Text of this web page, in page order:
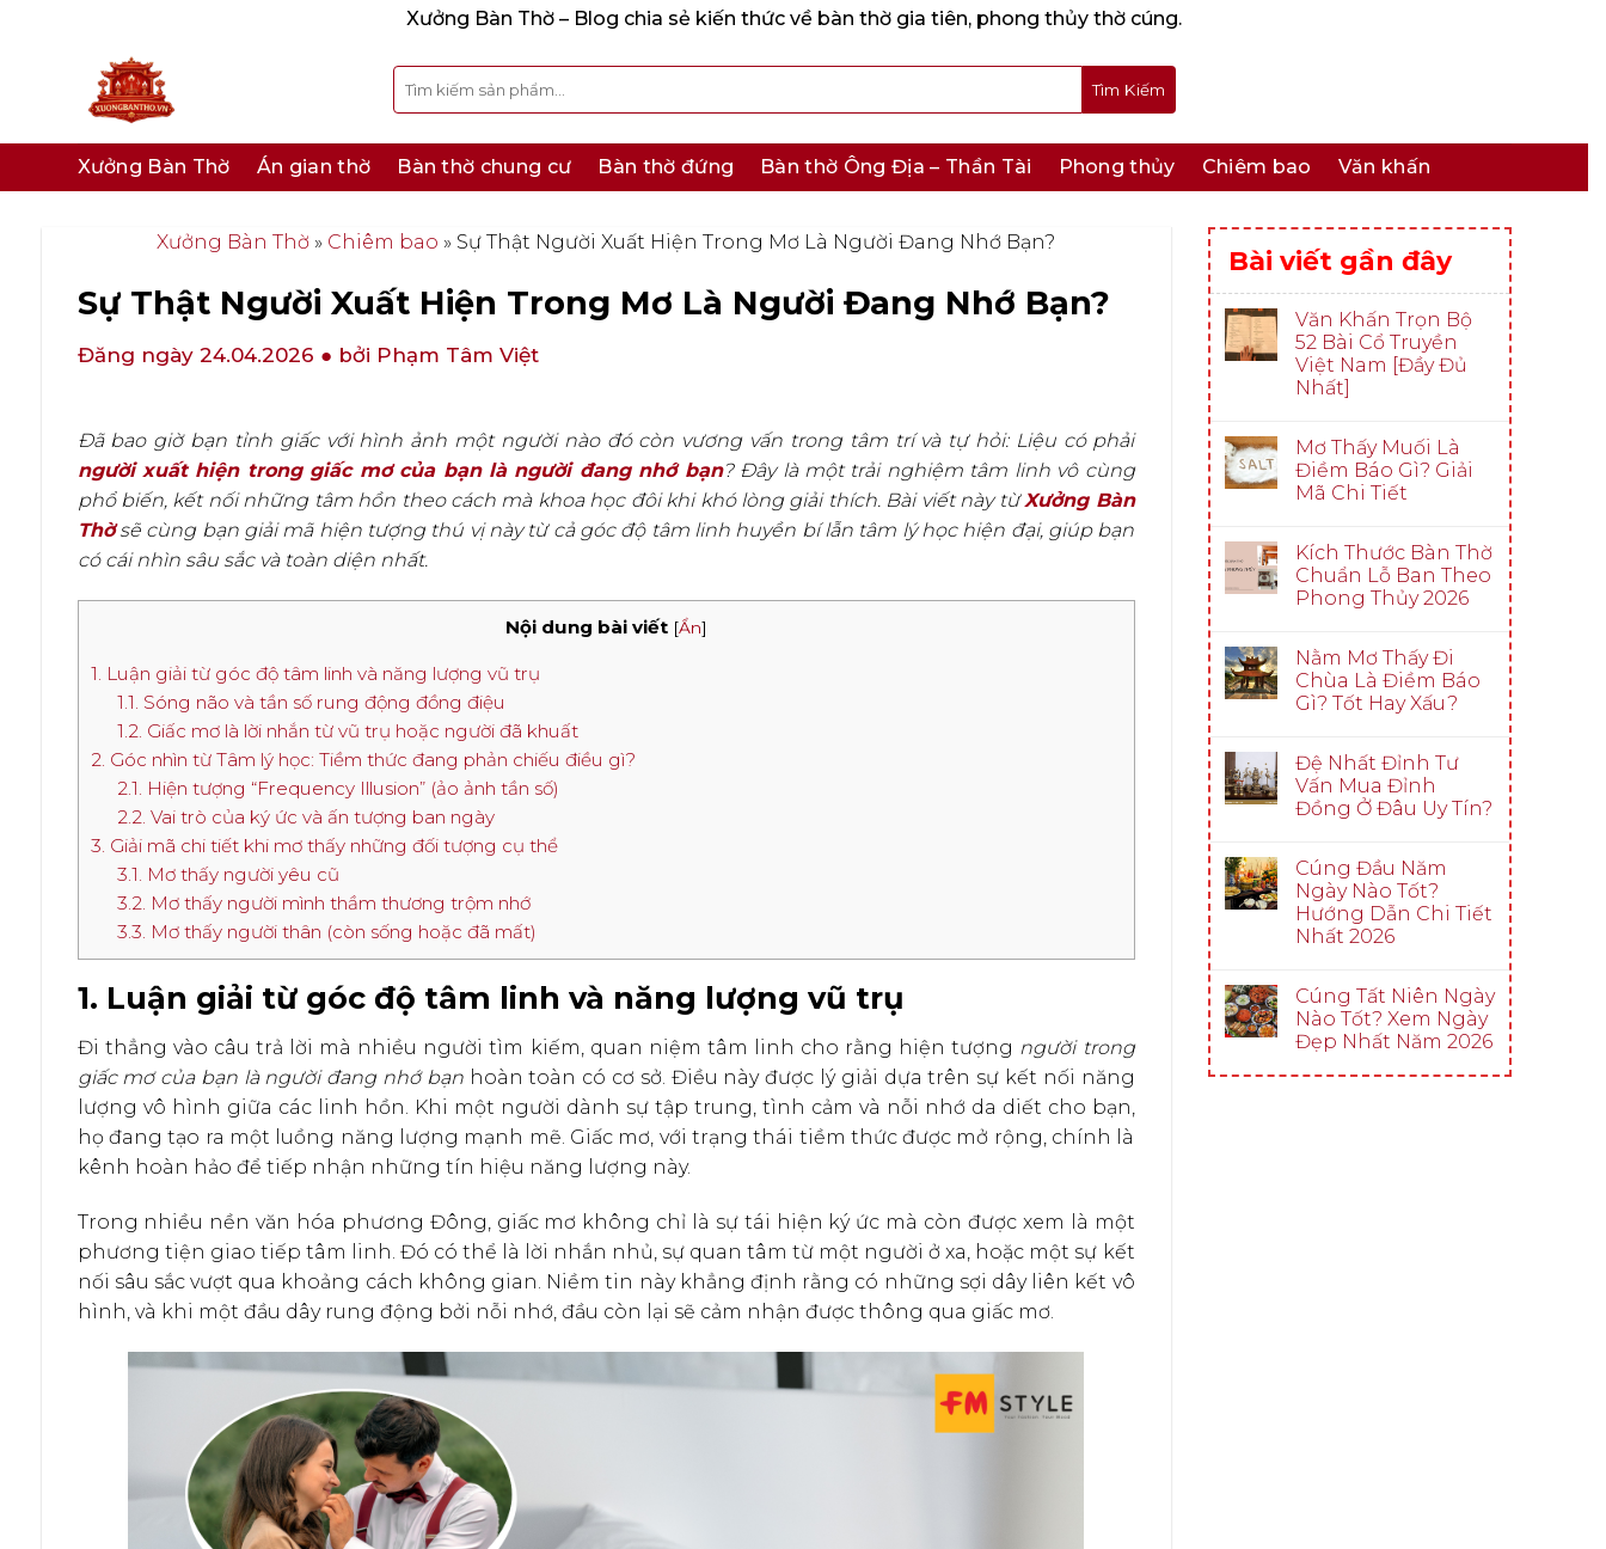
Xưởng Bàn Thờ – Blog chia sẻ kiến thức về bàn thờ gia tiên, phong thủy thờ cúng.
Tìm
kiếm:
Xưởng Bàn Thờ Án gian thờ Bàn thờ chung cư Bàn thờ đứng Bàn thờ Ông Địa – Thần Tài Phong thủy Chiêm bao Văn khấn
Xưởng Bàn Thờ » Chiêm bao » Sự Thật Người Xuất Hiện Trong Mơ Là Người Đang Nhớ Bạn?
Sự Thật Người Xuất Hiện Trong Mơ Là Người Đang Nhớ Bạn?
Đăng ngày 24.04.2026 ● bởi Phạm Tâm Việt
Đã bao giờ bạn tỉnh giấc với hình ảnh một người nào đó còn vương vấn trong tâm trí và tự hỏi: Liệu có phải
người xuất hiện trong giấc mơ của bạn là người đang nhớ bạn? Đây là một trải nghiệm tâm linh vô cùng
phổ biến, kết nối những tâm hồn theo cách mà khoa học đôi khi khó lòng giải thích. Bài viết này từXưởng Bàn
Thờsẽ cùng bạn giải mã hiện tượng thú vị này từ cả góc độ tâm linh huyền bí lẫn tâm lý học hiện đại, giúp bạn
có cái nhìn sâu sắc và toàn diện nhất.
Nội dung bài viết [Ẩn]
1. Luận giải từ góc độ tâm linh và năng lượng vũ trụ
1.1. Sóng não và tần số rung động đồng điệu
1.2. Giấc mơ là lời nhắn từ vũ trụ hoặc người đã khuất
2. Góc nhìn từ Tâm lý học: Tiềm thức đang phản chiếu điều gì?
2.1. Hiện tượng “Frequency Illusion” (ảo ảnh tần số)
2.2. Vai trò của ký ức và ấn tượng ban ngày
3. Giải mã chi tiết khi mơ thấy những đối tượng cụ thể
3.1. Mơ thấy người yêu cũ
3.2. Mơ thấy người mình thầm thương trộm nhớ
3.3. Mơ thấy người thân (còn sống hoặc đã mất)
1. Luận giải từ góc độ tâm linh và năng lượng vũ trụ
Đi thẳng vào câu trả lời mà nhiều người tìm kiếm, quan niệm tâm linh cho rằng hiện tượng người trong
giấc mơ của bạn là người đang nhớ bạnhoàn toàn có cơ sở. Điều này được lý giải dựa trên sự kết nối năng
lượng vô hình giữa các linh hồn. Khi một người dành sự tập trung, tình cảm và nỗi nhớ da diết cho bạn,
họ đang tạo ra một luồng năng lượng mạnh mẽ. Giấc mơ, với trạng thái tiềm thức được mở rộng, chính là
kênh hoàn hảo để tiếp nhận những tín hiệu năng lượng này.
Trong nhiều nền văn hóa phương Đông, giấc mơ không chỉ là sự tái hiện ký ức mà còn được xem là một
phương tiện giao tiếp tâm linh. Đó có thể là lời nhắn nhủ, sự quan tâm từ một người ở xa, hoặc một sự kết
nối sâu sắc vượt qua khoảng cách không gian. Niềm tin này khẳng định rằng có những sợi dây liên kết vô
hình, và khi một đầu dây rung động bởi nỗi nhớ, đầu còn lại sẽ cảm nhận được thông qua giấc mơ.
Bài viết gần đây
Văn Khấn Trọn Bộ
52 Bài Cổ Truyền
Việt Nam [Đầy Đủ
Nhất]
Mơ Thấy Muối Là
Điềm Báo Gì? Giải
Mã Chi Tiết
Kích Thước Bàn Thờ
Chuẩn Lỗ Ban Theo
Phong Thủy 2026
Nằm Mơ Thấy Đi
Chùa Là Điềm Báo
Gì? Tốt Hay Xấu?
Đệ Nhất Đỉnh Tư
Vấn Mua Đỉnh
Đồng Ở Đâu Uy Tín?
Cúng Đầu Năm
Ngày Nào Tốt?
Hướng Dẫn Chi Tiết
Nhất 2026
Cúng Tất Niên Ngày
Nào Tốt? Xem Ngày
Đẹp Nhất Năm 2026